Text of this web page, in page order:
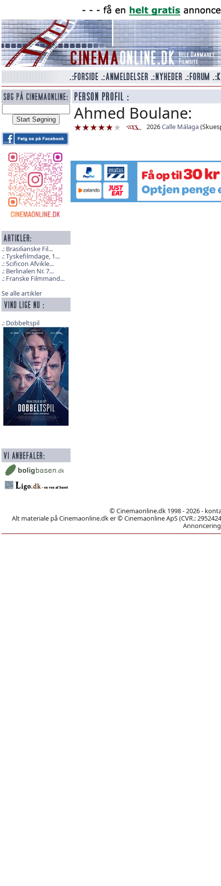
Brasilianske Fil...
Tyskefilmdage, 1...
Scificon Afvikle...
Berlinalen Nr. 7...
Franske Filmmand...
Se alle artikler
Dobbeltspil
Ahmed Boulane:
2026Calle Málaga
© Cinemaonline.dk 1998 - 2026 -
Alt materiale på Cinemaonline.dk er © Cinemaonline ApS (CVR.: